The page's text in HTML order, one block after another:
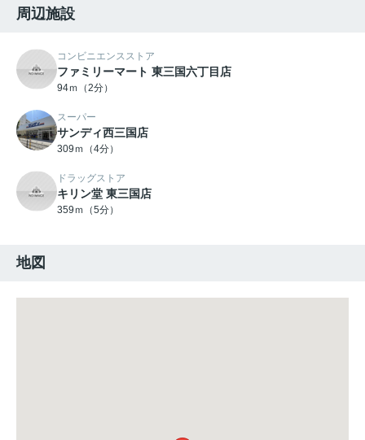
周辺施設
コンビニエンスストア
ファミリーマート 東三国六丁目店
94ｍ（2分）
スーパー
サンディ西三国店
309ｍ（4分）
ドラッグストア
キリン堂 東三国店
359ｍ（5分）
地図